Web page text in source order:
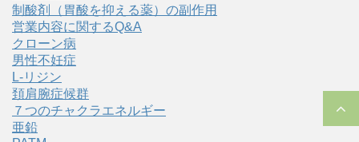
制酸剤（胃酸を抑える薬）の副作用
営業内容に関するQ&A
クローン病
男性不妊症
L-リジン
頚肩腕症候群
７つのチャクラエネルギー
亜鉛